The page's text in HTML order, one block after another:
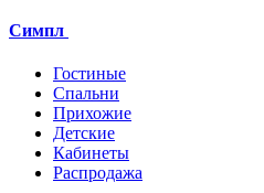
Симпл
Гостиные
Спальни
Прихожие
Детские
Кабинеты
Распродажа